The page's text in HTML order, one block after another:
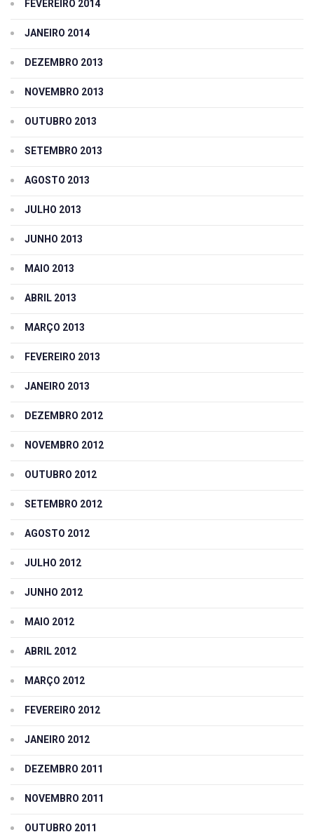
FEVEREIRO 2014
JANEIRO 2014
DEZEMBRO 2013
NOVEMBRO 2013
OUTUBRO 2013
SETEMBRO 2013
AGOSTO 2013
JULHO 2013
JUNHO 2013
MAIO 2013
ABRIL 2013
MARÇO 2013
FEVEREIRO 2013
JANEIRO 2013
DEZEMBRO 2012
NOVEMBRO 2012
OUTUBRO 2012
SETEMBRO 2012
AGOSTO 2012
JULHO 2012
JUNHO 2012
MAIO 2012
ABRIL 2012
MARÇO 2012
FEVEREIRO 2012
JANEIRO 2012
DEZEMBRO 2011
NOVEMBRO 2011
OUTUBRO 2011